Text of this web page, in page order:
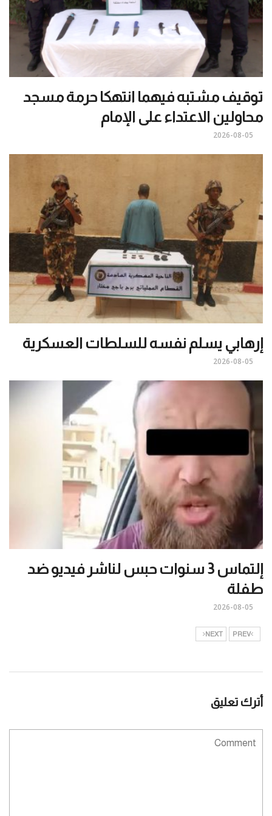
توقيف مشتبه فيهما انتهكا حرمة مسجد
محاولين الاعتداء على الإمام
2026-08-05
إرهابي يسلم نفسه للسلطات العسكرية
2026-08-05
إلتماس 3 سنوات حبس لناشر فيديو ضد
طفلة
2026-08-05
PREV
NEXT
أترك تعليق